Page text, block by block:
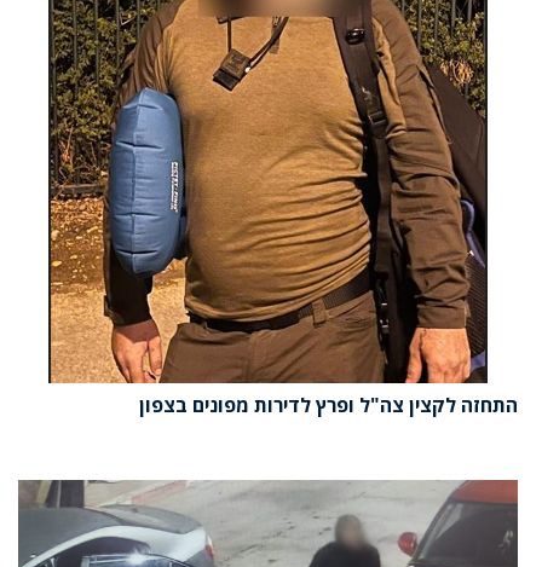
התחזה לקצין צה"ל ופרץ לדירות מפונים בצפון